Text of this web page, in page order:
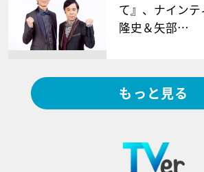
て』、ナイン
隆史＆矢部…
もっと見る